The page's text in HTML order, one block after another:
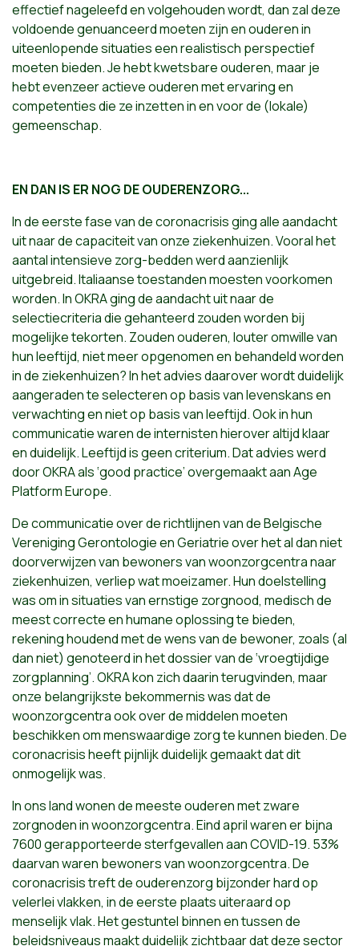
effectief nageleefd en volgehouden wordt, dan zal deze
voldoende genuanceerd moeten zijn en ouderen in
uiteenlopende situaties een realistisch perspectief
moeten bieden. Je hebt kwetsbare ouderen, maar je
hebt evenzeer actieve ouderen met ervaring en
competenties die ze inzetten in en voor de (lokale)
gemeenschap.
EN DAN IS ER NOG DE OUDERENZORG...
In de eerste fase van de coronacrisis ging alle aandacht
uit naar de capaciteit van onze ziekenhuizen. Vooral het
aantal intensieve zorg-bedden werd aanzienlijk
uitgebreid. Italiaanse toestanden moesten voorkomen
worden. In OKRA ging de aandacht uit naar de
selectiecriteria die gehanteerd zouden worden bij
mogelijke tekorten. Zouden ouderen, louter omwille van
hun leeftijd, niet meer opgenomen en behandeld worden
in de ziekenhuizen? In het advies daarover wordt duidelijk
aangeraden te selecteren op basis van levenskans en
verwachting en niet op basis van leeftijd. Ook in hun
communicatie waren de internisten hierover altijd klaar
en duidelijk. Leeftijd is geen criterium. Dat advies werd
door OKRA als ‘good practice’ overgemaakt aan Age
Platform Europe.
De communicatie over de richtlijnen van de Belgische
Vereniging Gerontologie en Geriatrie over het al dan niet
doorverwijzen van bewoners van woonzorgcentra naar
ziekenhuizen, verliep wat moeizamer. Hun doelstelling
was om in situaties van ernstige zorgnood, medisch de
meest correcte en humane oplossing te bieden,
rekening houdend met de wens van de bewoner, zoals (al
dan niet) genoteerd in het dossier van de ‘vroegtijdige
zorgplanning’. OKRA kon zich daarin terugvinden, maar
onze belangrijkste bekommernis was dat de
woonzorgcentra ook over de middelen moeten
beschikken om menswaardige zorg te kunnen bieden. De
coronacrisis heeft pijnlijk duidelijk gemaakt dat dit
onmogelijk was.
In ons land wonen de meeste ouderen met zware
zorgnoden in woonzorgcentra. Eind april waren er bijna
7600 gerapporteerde sterfgevallen aan COVID-19. 53%
daarvan waren bewoners van woonzorgcentra. De
coronacrisis treft de ouderenzorg bijzonder hard op
velerlei vlakken, in de eerste plaats uiteraard op
menselijk vlak. Het gestuntel binnen en tussen de
beleidsniveaus maakt duidelijk zichtbaar dat deze sector